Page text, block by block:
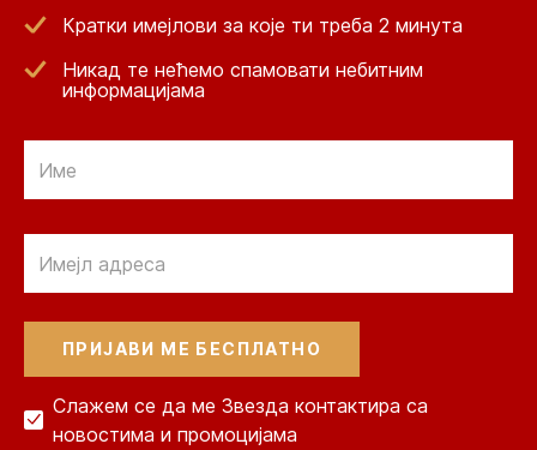
Кратки имејлови за које ти треба 2 минута
Никад те нећемо спамовати небитним
информацијама
Слажем се да ме Звезда контактира са
новостима и промоцијама